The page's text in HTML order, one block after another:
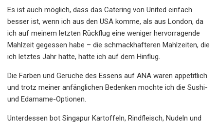
Es ist auch möglich, dass das Catering von United einfach
besser ist, wenn ich aus den USA komme, als aus London, da
ich auf meinem letzten Rückflug eine weniger hervorragende
Mahlzeit gegessen habe – die schmackhafteren Mahlzeiten, die
ich letztes Jahr hatte, hatte ich auf dem Hinflug.
Die Farben und Gerüche des Essens auf ANA waren appetitlich
und trotz meiner anfänglichen Bedenken mochte ich die Sushi-
und Edamame-Optionen.
Unterdessen bot Singapur Kartoffeln, Rindfleisch, Nudeln und